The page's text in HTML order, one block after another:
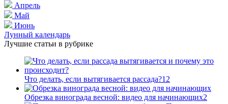
Апрель
Май
Июнь
Лунный календарь
Лучшие статьи в рубрике
Что делать, если вытягивается рассада?12
Обрезка винограда весной: видео для начинающих2